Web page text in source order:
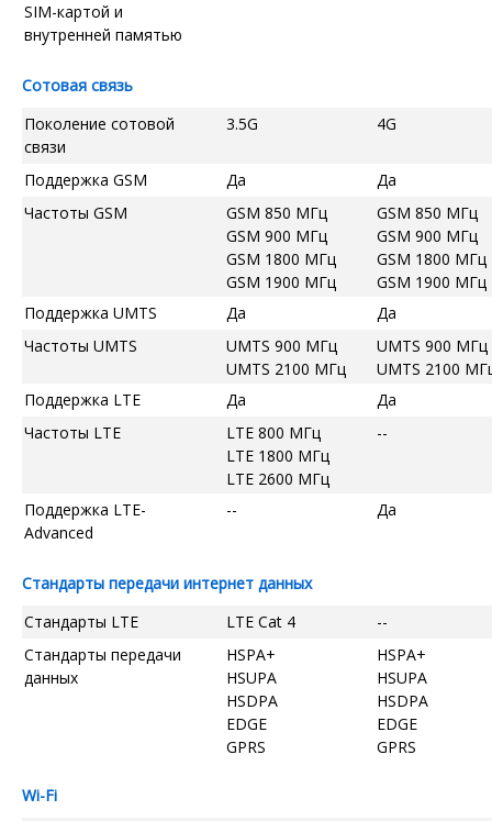
SIM-картой и
внутренней памятью
Сотовая связь
Поколение сотовой
связи
3.5G 4G
Поддержка GSM Да
Да
Частоты GSM
GSM 850 МГц
GSM 900 МГц
GSM 1800 МГц
GSM 1900 МГц
GSM 850 МГц
GSM 900 МГц
GSM 1800 МГц
GSM 1900 МГц
Поддержка UMTS
Да
Да
Частоты UMTS
UMTS 900 МГц
UMTS 2100 МГц
UMTS 900 МГц
UMTS 2100
Поддержка LTE
Да
Да
Частоты LTE
LTE 800 МГц
LTE 1800 МГц
LTE 2600 МГц
--
Поддержка LTE-
Advanced
-- Да
Стандарты передачи интернет данных
Стандарты LTE
LTE Cat 4
--
Стандарты передачи
данных
HSPA+
HSUPA
HSDPA
EDGE
GPRS
HSPA+
HSUPA
HSDPA
EDGE
GPRS
Wi-Fi